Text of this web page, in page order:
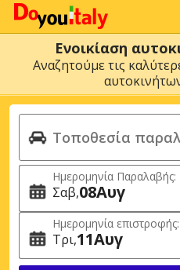
Ενοικίαση
Αναζητούμε τις
Ημερομηνία Παραλαβής:
Σαβ 08Αυγ
Ημερομηνία επιστροφής:
Τρι 11Αυγ